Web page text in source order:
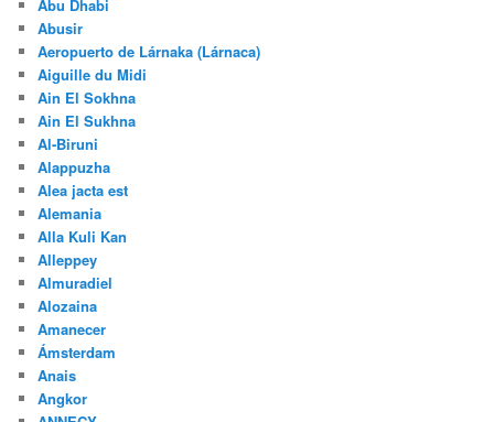
Abu Dhabi
Abusir
Aeropuerto de Lárnaka (Lárnaca)
Aiguille du Midi
Ain El Sokhna
Ain El Sukhna
Al-Biruni
Alappuzha
Alea jacta est
Alemania
Alla Kuli Kan
Alleppey
Almuradiel
Alozaina
Amanecer
Ámsterdam
Anais
Angkor